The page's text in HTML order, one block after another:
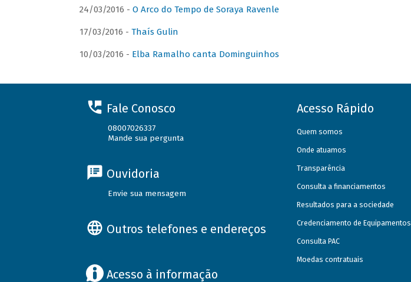
24/03/2016 - O Arco do Tempo de Soraya Ravenle
17/03/2016 - Thaís Gulin
10/03/2016 - Elba Ramalho canta Dominguinhos
Fale Conosco
08007026337
Mande sua pergunta
Ouvidoria
Envie sua mensagem
Outros telefones e endereços
Acesso à informação
Acesso Rápido
Quem somos
Onde atuamos
Transparência
Consulta a financiamentos
Resultados para a sociedade
Credenciamento de Equipamentos
Consulta PAC
Moedas contratuais